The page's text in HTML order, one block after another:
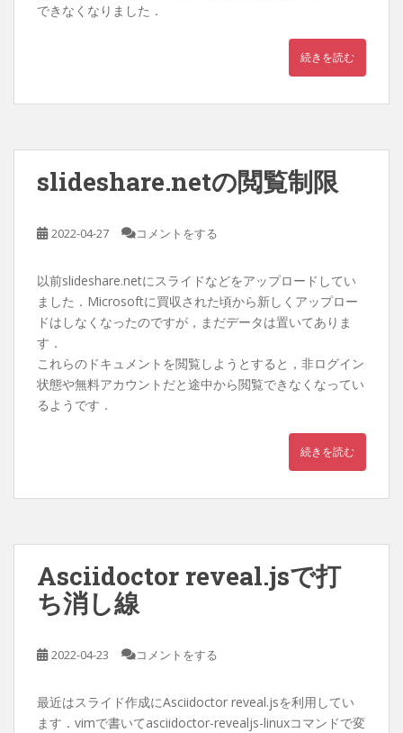
できなくなりました．
続きを読む
slideshare.netの閲覧制限
2022-04-27 コメントをする
以前slideshare.netにスライドなどをアップロードしてい
ました．Microsoftに買収された頃から新しくアップロー
ドはしなくなったのですが，まだデータは置いてありま
す．
これらのドキュメントを閲覧しようとすると，非ログイン
状態や無料アカウントだと途中から閲覧できなくなってい
るようです．
続きを読む
Asciidoctor reveal.jsで打
ち消し線
2022-04-23 コメントをする
最近はスライド作成にAsciidoctor reveal.jsを利用してい
ます．vimで書いてasciidoctor-revealjs-linuxコマンドで変